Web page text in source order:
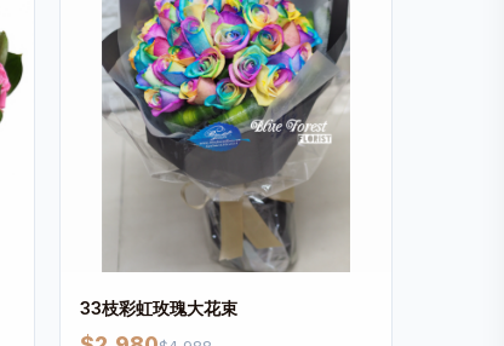
33枝彩虹玫瑰大花束